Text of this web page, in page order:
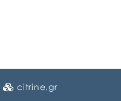
citrine.gr